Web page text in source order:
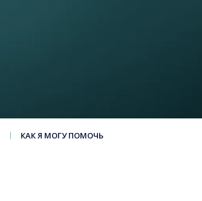
КАК Я МОГУ ПОМОЧЬ